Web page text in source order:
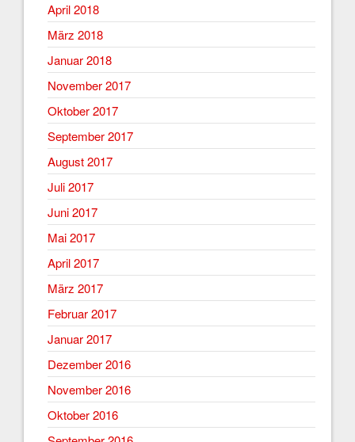
April 2018
März 2018
Januar 2018
November 2017
Oktober 2017
September 2017
August 2017
Juli 2017
Juni 2017
Mai 2017
April 2017
März 2017
Februar 2017
Januar 2017
Dezember 2016
November 2016
Oktober 2016